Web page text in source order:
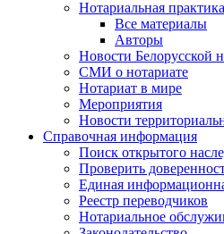
Нотариальная практика
Все материалы
Авторы
Новости Белорусской
СМИ о нотариате
Нотариат в мире
Мероприятия
Новости
Справочная информация
Поиск открытого
Проверить
Единая
Реестр переводчиков
Нотариальное